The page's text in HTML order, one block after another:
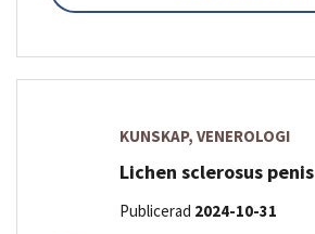
KUNSKAP, VENEROLOGI
Lichen sclerosus penis
Publicerad 2024-10-31